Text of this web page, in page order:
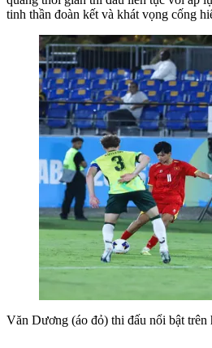
tinh thần đoàn kết và khát vọng cống
Văn Dương (áo đỏ) thi đấu nổi bật